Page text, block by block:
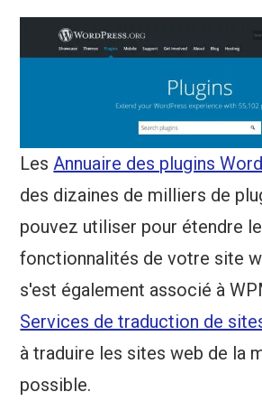
LesAnnuaire des plugins
des dizaines de milliers de
pouvez utiliser pour étendre
fonctionnalités de votre site
s'est également associé à
Services de traduction de
à traduire les sites web de la
possible.